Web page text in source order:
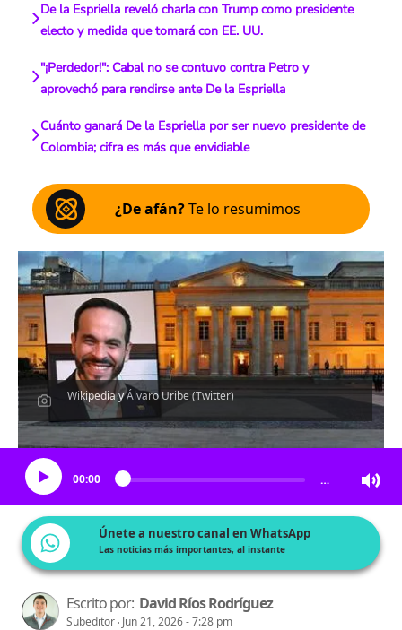
De la Espriella reveló charla con Trump como presidente
electo y medida que tomará con EE. UU.
"¡Perdedor!": Cabal no se contuvo contra Petro y
aprovechó para rendirse ante De la Espriella
Cuánto ganará De la Espriella por ser nuevo presidente de
Colombia; cifra es más que envidiable
¿De afán?Te lo resumimos
Wikipedia y Álvaro Uribe (Twitter)
Escucha el artículo
00:00 …
Únete a nuestro canal en WhatsApp
Las noticias más importantes, al instante
Escrito por: David Ríos Rodríguez
Subeditor Jun 21, 2026 - 7:28 pm